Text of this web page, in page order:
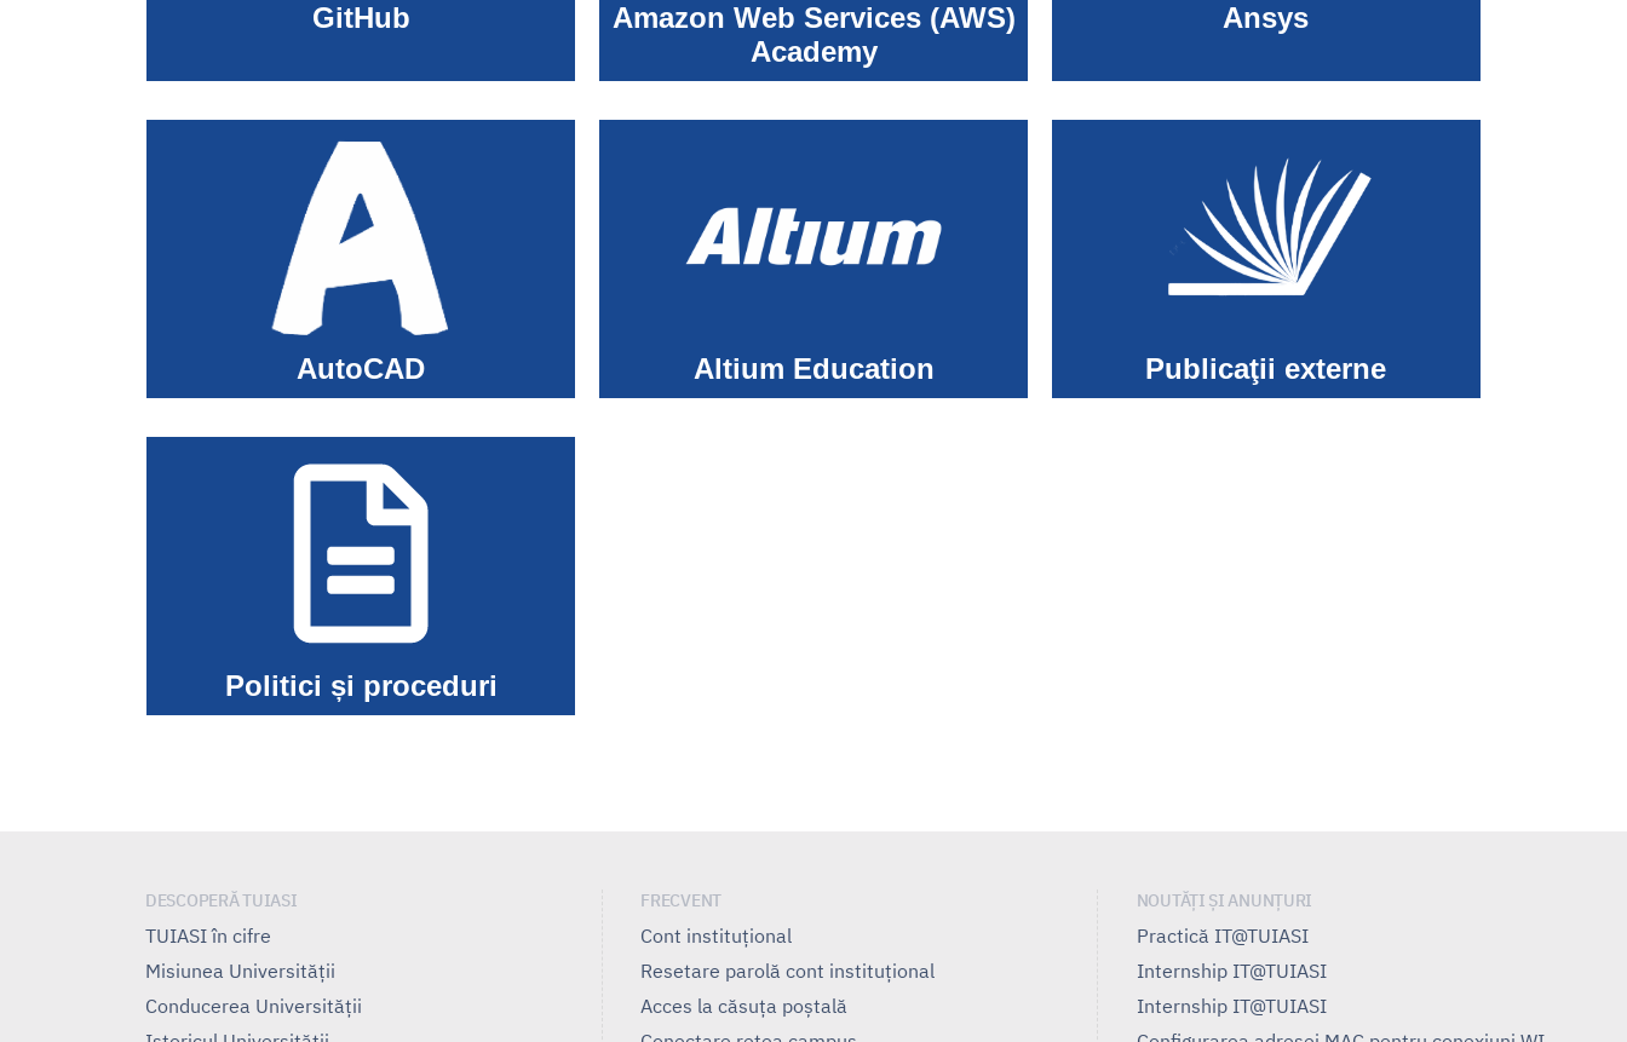
GitHub
Amazon Web Services (AWS)
Academy
Ansys
AutoCAD Altium Education Publicaţii externe
Politici și proceduri
DESCOPERĂ TUIASI
TUIASI în cifre
Misiunea Universităţii
Conducerea Universităţii
FRECVENT
Cont instituțional
Resetare parolă cont instituțional
Acces la căsuța poștală
NOUTĂȚI ȘI ANUNȚURI
Practică IT@TUIASI
Internship IT@TUIASI
Internship IT@TUIASI